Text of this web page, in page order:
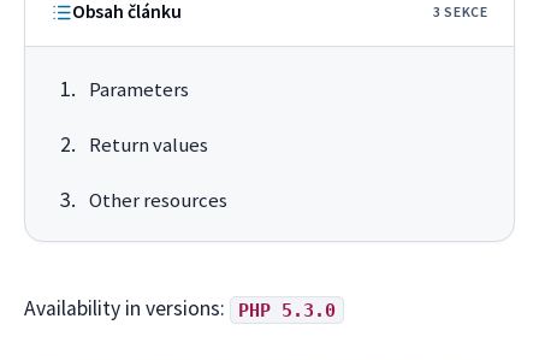
Obsah článku 3 SEKCE
Parameters
Return values
Other resources
Availability in versions: PHP 5.3.0